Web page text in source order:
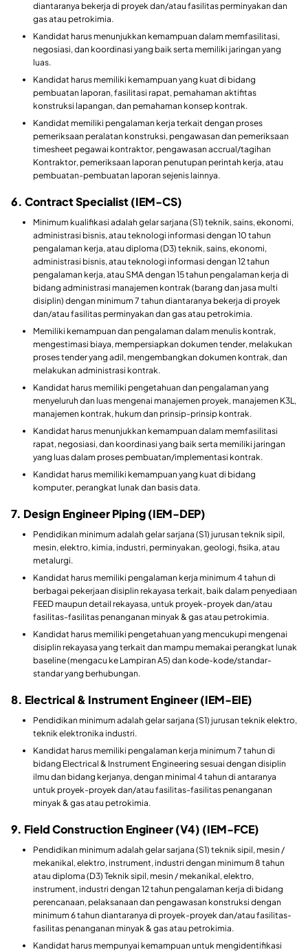
diantaranya bekerja di proyek dan/atau fasilitas perminyakan dan
gas atau petrokimia.
Kandidat harus menunjukkan kemampuan dalam memfasilitasi,
negosiasi, dan koordinasi yang baik serta memiliki jaringan yang
luas.
Kandidat harus memiliki kemampuan yang kuat di bidang
pembuatan laporan, fasilitasi rapat, pemahaman aktifitas
konstruksi lapangan, dan pemahaman konsep kontrak.
Kandidat memiliki pengalaman kerja terkait dengan proses
pemeriksaan peralatan konstruksi, pengawasan dan pemeriksaan
timesheet pegawai kontraktor, pengawasan accrual/tagihan
Kontraktor, pemeriksaan laporan penutupan perintah kerja, atau
pembuatan-pembuatan laporan sejenis lainnya.
6. Contract Specialist (IEM-CS)
Minimum kualifikasi adalah gelar sarjana (S1) teknik, sains, ekonomi,
administrasi bisnis, atau teknologi informasi dengan 10 tahun
pengalaman kerja, atau diploma (D3) teknik, sains, ekonomi,
administrasi bisnis, atau teknologi informasi dengan 12 tahun
pengalaman kerja, atau SMA dengan 15 tahun pengalaman kerja di
bidang administrasi manajemen kontrak (barang dan jasa multi
disiplin) dengan minimum 7 tahun diantaranya bekerja di proyek
dan/atau fasilitas perminyakan dan gas atau petrokimia.
Memiliki kemampuan dan pengalaman dalam menulis kontrak,
mengestimasi biaya, mempersiapkan dokumen tender, melakukan
proses tender yang adil, mengembangkan dokumen kontrak, dan
melakukan administrasi kontrak.
Kandidat harus memiliki pengetahuan dan pengalaman yang
menyeluruh dan luas mengenai manajemen proyek, manajemen K3L,
manajemen kontrak, hukum dan prinsip-prinsip kontrak.
Kandidat harus menunjukkan kemampuan dalam memfasilitasi
rapat, negosiasi, dan koordinasi yang baik serta memiliki jaringan
yang luas dalam proses pembuatan/implementasi kontrak.
Kandidat harus memiliki kemampuan yang kuat di bidang
komputer, perangkat lunak dan basis data.
7. Design Engineer Piping (IEM-DEP)
Pendidikan minimum adalah gelar sarjana (S1) jurusan teknik sipil,
mesin, elektro, kimia, industri, perminyakan, geologi, fisika, atau
metalurgi.
Kandidat harus memiliki pengalaman kerja minimum 4 tahun di
berbagai pekerjaan disiplin rekayasa terkait, baik dalam penyediaan
FEED maupun detail rekayasa, untuk proyek-proyek dan/atau
fasilitas-fasilitas penanganan minyak & gas atau petrokimia.
Kandidat harus memiliki pengetahuan yang mencukupi mengenai
disiplin rekayasa yang terkait dan mampu memakai perangkat lunak
baseline (mengacu ke Lampiran A5) dan kode-kode/standar-
standar yang berhubungan.
8. Electrical & Instrument Engineer (IEM-EIE)
Pendidikan minimum adalah gelar sarjana (S1) jurusan teknik elektro,
teknik elektronika industri.
Kandidat harus memiliki pengalaman kerja minimum 7 tahun di
bidang Electrical & Instrument Engineering sesuai dengan disiplin
ilmu dan bidang kerjanya, dengan minimal 4 tahun di antaranya
untuk proyek-proyek dan/atau fasilitas-fasilitas penanganan
minyak & gas atau petrokimia.
9. Field Construction Engineer (V4) (IEM-FCE)
Pendidikan minimum adalah gelar sarjana (S1) teknik sipil, mesin /
mekanikal, elektro, instrument, industri dengan minimum 8 tahun
atau diploma (D3) Teknik sipil, mesin / mekanikal, elektro,
instrument, industri dengan 12 tahun pengalaman kerja di bidang
perencanaan, pelaksanaan dan pengawasan konstruksi dengan
minimum 6 tahun diantaranya di proyek-proyek dan/atau fasilitas-
fasilitas penanganan minyak & gas atau petrokimia.
Kandidat harus mempunyai kemampuan untuk mengidentifikasi